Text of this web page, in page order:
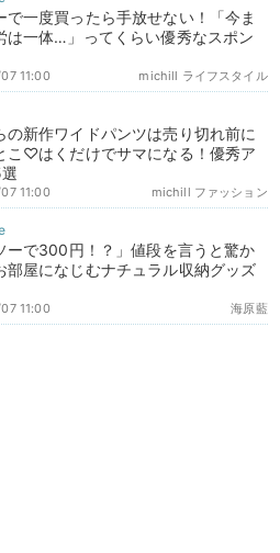
で一度買ったら手放せない！「今ま
は一体…」ってくらい優秀なスポン
michill ライフスタイル
11:00
の新作ワイドパンツは売り切れ前に
こ♡はくだけでサマになる！優秀ア
michill ファッション
11:00
ーで300円！？」値段を言うと驚か
部屋になじむナチュラル収納グッズ
海原藍
11:00